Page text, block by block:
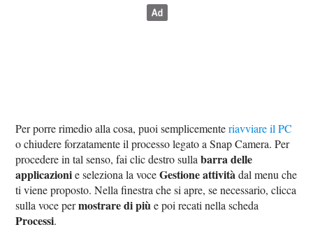
Per porre rimedio alla cosa, puoi semplicementeriavviare il PC
o chiudere forzatamente il processo legato a Snap Camera. Per
procedere in tal senso, fai clic destro sullabarra delle
applicazionie seleziona la voceGestione attivitàdal menu che
ti viene proposto. Nella finestra che si apre, se necessario, clicca
sulla voce permostrare di piùe poi recati nella scheda
Processi.